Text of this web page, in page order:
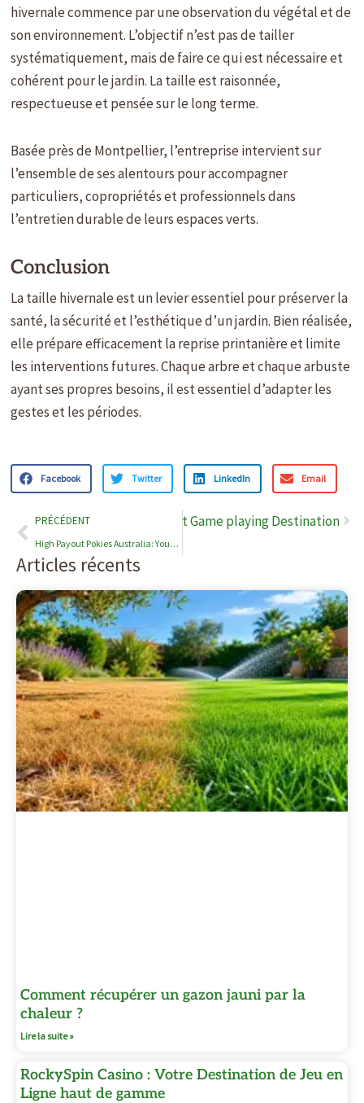
hivernale commence par une observation du végétal et de
son environnement. L’objectif n’est pas de tailler
systématiquement, mais de faire ce qui est nécessaire et
cohérent pour le jardin. La taille est raisonnée,
respectueuse et pensée sur le long terme.
Basée près de Montpellier, l’entreprise intervient sur
l’ensemble de ses alentours pour accompagner
particuliers, copropriétés et professionnels dans
l’entretien durable de leurs espaces verts.
Conclusion
La taille hivernale est un levier essentiel pour préserver la
santé, la sécurité et l’esthétique d’un jardin. Bien réalisée,
elle prépare efficacement la reprise printanière et limite
les interventions futures. Chaque arbre et chaque arbuste
ayant ses propres besoins, il est essentiel d’adapter les
gestes et les périodes.
Facebook Twitter LinkedIn Email
Précédent
PRÉCÉDENT
High Payout Pokies Australia: Your Gateway to Maximum Wins
Find Their particular Best Game playing Destination
Articles récents
Comment récupérer un gazon jauni par la
chaleur ?
Lire la suite »
RockySpin Casino : Votre Destination de Jeu en
Ligne haut de gamme